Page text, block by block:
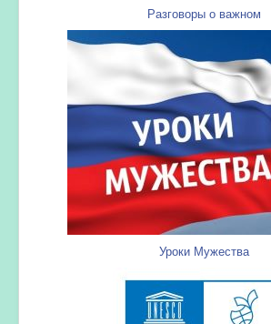
Разговоры о важном
Уроки Мужества